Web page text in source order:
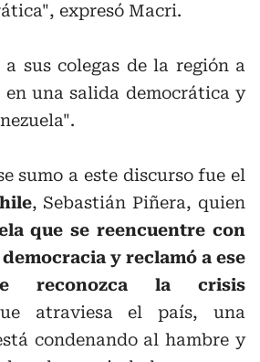
expresó Macri.
sus colegas de la región a
una salida democrática y
sumo a este discurso fue el
, Sebastián Piñera, quien
que se reencuentre con
y reclamó a ese
reconozca la crisis
atraviesa el país, una
condenando al hambre y